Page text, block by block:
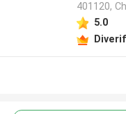
401120,
5.0